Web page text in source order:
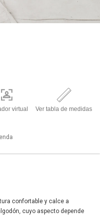
virtual Ver tabla de medidas
confortable y calce a
cuyo aspecto depende